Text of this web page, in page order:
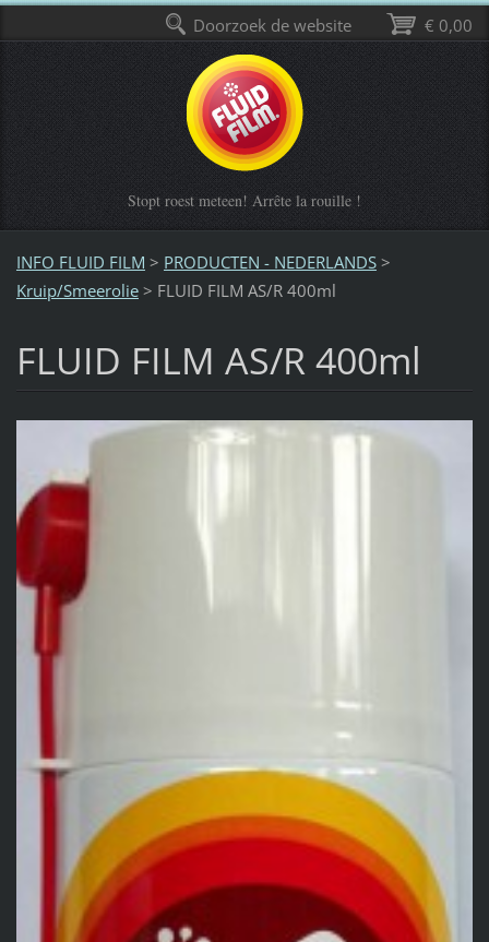
Stopt roest meteen! Arrête la rouille !
INFO FLUID FILM > PRODUCTEN - NEDERLANDS >
Kruip/Smeerolie > FLUID FILM AS/R 400ml
FLUID FILM AS/R 400ml
€ 0,00
Doorzoek de website